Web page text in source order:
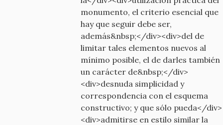
monumento, el criterio esencial que
hay que seguir debe ser,
además&nbsp;</div><div>del de
limitar tales elementos nuevos al
mínimo posible, el de darles también
un carácter de&nbsp;</div>
<div>desnuda simplicidad y
correspondencia con el esquema
constructivo; y que sólo pueda</div>
<div>admitirse en estilo similar la